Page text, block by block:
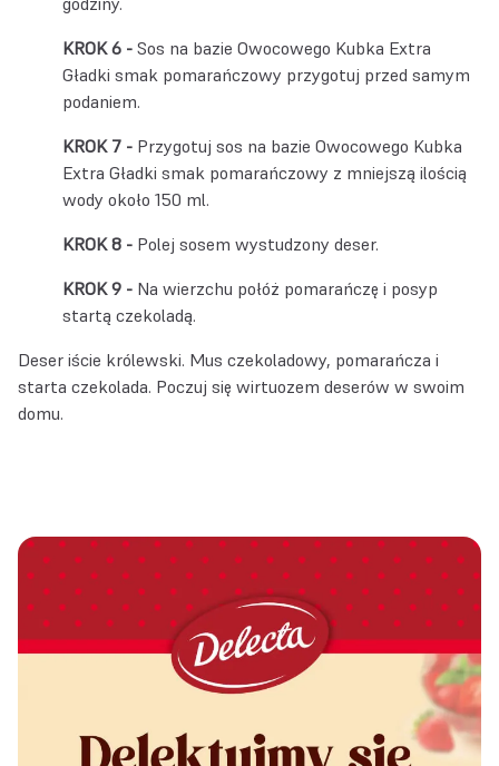
Sos na bazie Owocowego Kubka Extra
Gładki smak pomarańczowy przygotuj przed samym
podaniem.
Przygotuj sos na bazie Owocowego Kubka
Extra Gładki smak pomarańczowy z mniejszą ilością
wody około 150 ml.
Polej sosem wystudzony deser.
Na wierzchu połóż pomarańczę i posyp
startą czekoladą.
Deser iście królewski. Mus czekoladowy, pomarańcza i
starta czekolada. Poczuj się wirtuozem deserów w swoim
domu.